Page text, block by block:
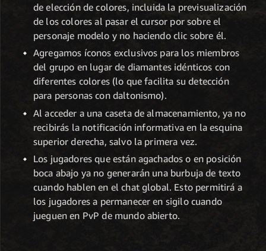
de elección de colores, incluida la previsualización
de los colores al pasar el cursor por sobre el
personaje modelo y no haciendo clic sobre él.
Agregamos íconos exclusivos para los miembros
del grupo en lugar de diamantes idénticos con
diferentes colores (lo que facilita su detección
para personas con daltonismo).
Al acceder a una caseta de almacenamiento, ya no
recibirás la notificación informativa en la esquina
superior derecha, salvo la primera vez.
Los jugadores que están agachados o en posición
boca abajo ya no generarán una burbuja de texto
cuando hablen en el chat global. Esto permitirá a
los jugadores a permanecer en sigilo cuando
jueguen en PvP de mundo abierto.